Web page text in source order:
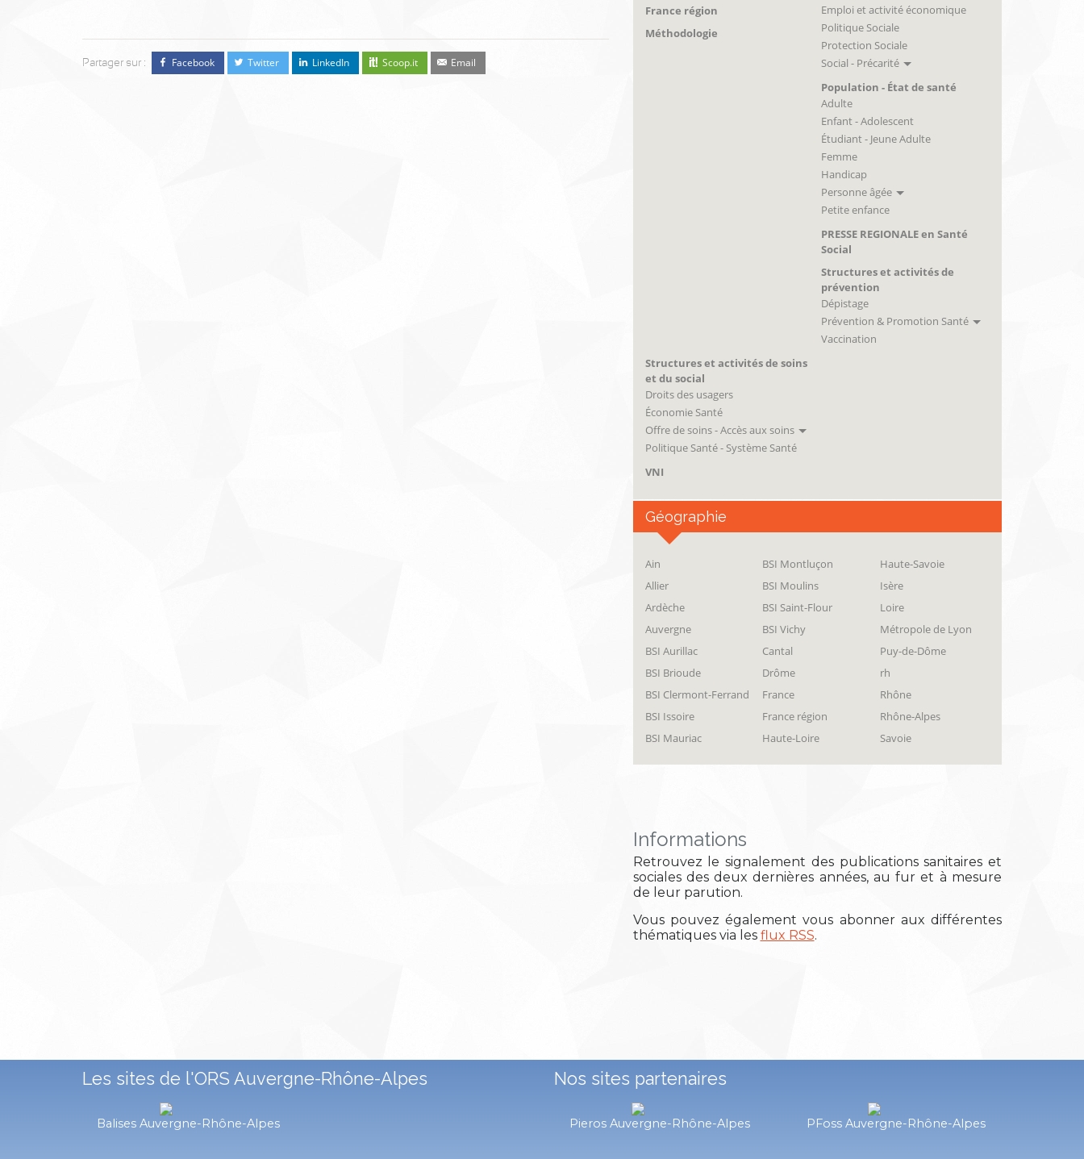
France région
Méthodologie
Emploi et activité économique
Politique Sociale
Protection Sociale
Social - Précarité
Population - État de santé
Adulte
Enfant - Adolescent
Étudiant - Jeune Adulte
Femme
Handicap
Personne âgée
Petite enfance
PRESSE REGIONALE en Santé
Social
Structures et activités de
prévention
Dépistage
Prévention & Promotion Santé
Vaccination
Structures et activités de soins
et du social
Droits des usagers
Économie Santé
Offre de soins - Accès aux soins
Politique Santé - Système Santé
VNI
Géographie
Ain
Allier
Ardèche
Auvergne
BSI Aurillac
BSI Brioude
BSI Clermont-Ferrand
BSI Issoire
BSI Mauriac
BSI Montluçon
BSI Moulins
BSI Saint-Flour
BSI Vichy
Cantal
Drôme
France
France région
Haute-Loire
Haute-Savoie
Isère
Loire
Métropole de Lyon
Puy-de-Dôme
rh
Rhône
Rhône-Alpes
Savoie
Informations
Retrouvez le signalement des publications sanitaires et
sociales des deux dernières années, au fur et à mesure
de leur parution.
Vous pouvez également vous abonner aux différentes
thématiques via les flux RSS.
Partager sur : Facebook Twitter LinkedIn Scoop.it Email
Les sites de l'ORS Auvergne-Rhône-Alpes
Balises Auvergne-Rhône-Alpes
Nos sites partenaires
Pieros Auvergne-Rhône-Alpes PFoss Auvergne-Rhône-Alpes